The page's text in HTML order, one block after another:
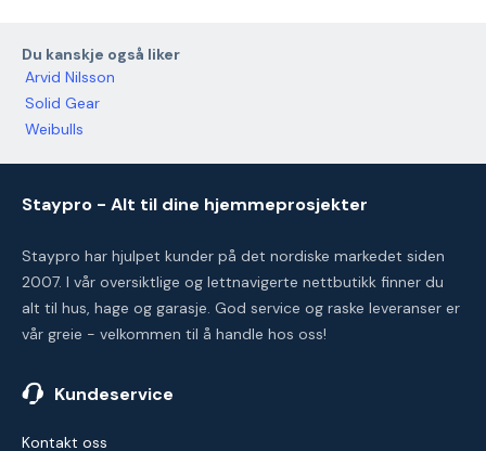
Du kanskje også liker
Arvid Nilsson
Solid Gear
Weibulls
Staypro - Alt til dine hjemmeprosjekter
Staypro har hjulpet kunder på det nordiske markedet siden
2007. I vår oversiktlige og lettnavigerte nettbutikk finner du
alt til hus, hage og garasje. God service og raske leveranser er
vår greie - velkommen til å handle hos oss!
Kundeservice
Kontakt oss